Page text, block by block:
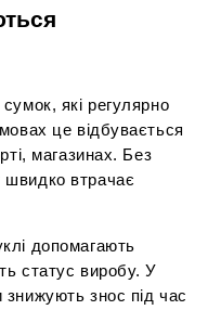
які регулярно
це відбувається
магазинах. Без
швидко втрачає
допомагають
статус виробу. У
знижують знос під час